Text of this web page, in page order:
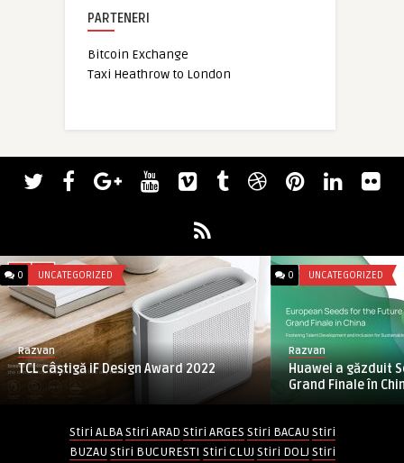
PARTENERI
Bitcoin Exchange
Taxi Heathrow to London
0 UNCATEGORIZED
Razvan
TCL câștigă iF Design Award 2022
0 UNCATEGORIZED
Razvan
Huawei a găzduit
Grand Finale în
Stiri ALBA Stiri ARAD Stiri ARGES Stiri BACAU Stiri
BUZAU Stiri BUCURESTI Stiri CLUJ Stiri DOLJ Stiri